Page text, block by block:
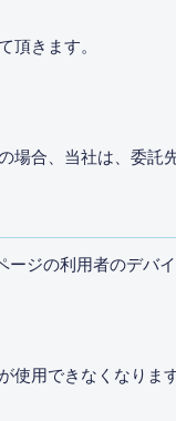
頂きます。
合、当社は、委託
ジの利用者のデバ
用できなくなります